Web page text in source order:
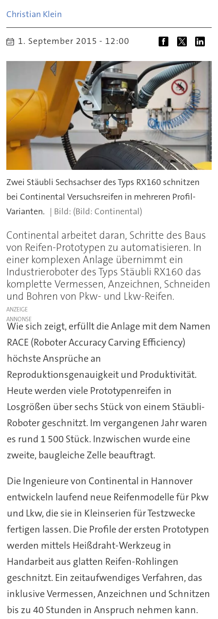
Christian Klein
1. September 2015 - 12:00
Zwei Stäubli Sechsachser des Typs RX160 schnitzen
bei Continental Versuchsreifen in mehreren Profil-
Varianten.
(Bild: Continental)
Continental arbeitet daran, Schritte des Baus
von Reifen-Prototypen zu automatisieren. In
einer komplexen Anlage übernimmt ein
Industrieroboter des Typs Stäubli RX160 das
komplette Vermessen, Anzeichnen, Schneiden
und Bohren von Pkw- und Lkw-Reifen.
ANZEIGE
Wie sich zeigt, erfüllt die Anlage mit dem Namen
RACE (Roboter Accuracy Carving Efficiency)
höchste Ansprüche an
Reproduktionsgenauigkeit und Produktivität.
Heute werden viele Prototypenreifen in
Losgrößen über sechs Stück von einem Stäubli-
Roboter geschnitzt. Im vergangenen Jahr waren
es rund 1 500 Stück. Inzwischen wurde eine
zweite, baugleiche Zelle beauftragt.
Die Ingenieure von Continental in Hannover
entwickeln laufend neue Reifenmodelle für Pkw
und Lkw, die sie in Kleinserien für Testzwecke
fertigen lassen. Die Profile der ersten Prototypen
werden mittels Heißdraht-Werkzeug in
Handarbeit aus glatten Reifen-Rohlingen
geschnitzt. Ein zeitaufwendiges Verfahren, das
inklusive Vermessen, Anzeichnen und Schnitzen
bis zu 40 Stunden in Anspruch nehmen kann.